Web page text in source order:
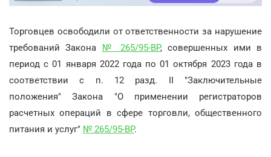
Торговцев освободили от ответственности за нарушение
требований Закона № 265/95-ВР, совершенных ими в
период с 01 января 2022 года по 01 октября 2023 года в
соответствии с п. 12 разд. ІІ "Заключительные
положения" Закона "О применении регистраторов
расчетных операций в сфере торговли, общественного
питания и услуг" № 265/95-ВР.